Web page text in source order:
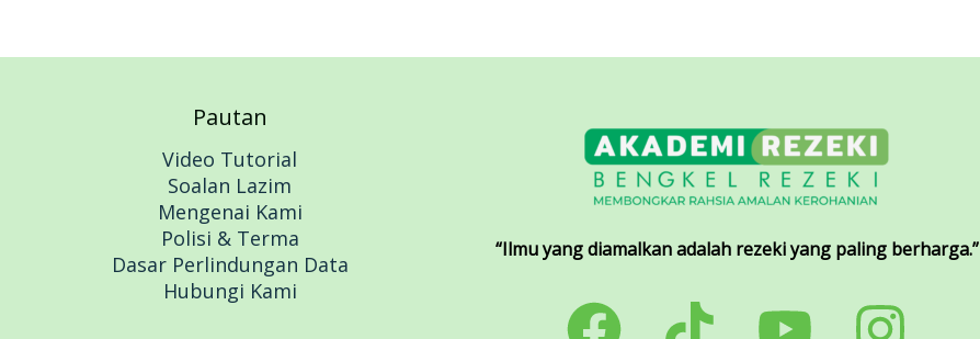
Pautan
Video Tutorial
Soalan Lazim
Mengenai Kami
Polisi & Terma
Dasar Perlindungan Data
Hubungi Kami
“Ilmu yang diamalkan adalah rezeki yang paling berharga.”